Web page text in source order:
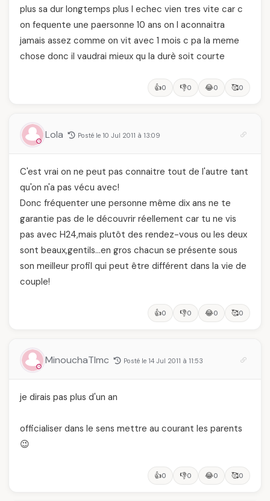
plus sa dur longtemps plus l echec vien tres vite car c
on fequente une paersonne 10 ans on l aconnaitra
jamais assez comme on vit avec 1 mois c pa la meme
chose donc il vaudrai mieux qu la durè soit courte
👍0 👎0 😂0 🥰0
Lola Posté le 10 Jul 2011 à 13:09
C'est vrai on ne peut pas connaitre tout de l'autre tant
qu'on n'a pas vécu avec!
Donc fréquenter une personne même dix ans ne te
garantie pas de le découvrir réellement car tu ne vis
pas avec H24,mais plutôt des rendez-vous ou les deux
sont beaux,gentils…en gros chacun se présente sous
son meilleur profil qui peut être différent dans la vie de
couple!
👍0 👎0 😂0 🥰0
MinouchaTlmc Posté le 14 Jul 2011 à 11:53
je dirais pas plus d'un an
officialiser dans le sens mettre au courant les parents
😉
👍0 👎0 😂0 🥰0